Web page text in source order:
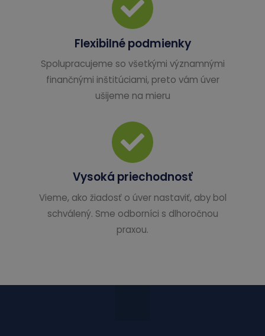
Flexibilné podmienky
Spolupracujeme so všetkými významnými
finančnými inštitúciami, preto vám úver
ušijeme na mieru
Vysoká priechodnosť
Vieme, ako žiadosť o úver nastaviť, aby bol
schválený. Sme odborníci s dlhoročnou
praxou.